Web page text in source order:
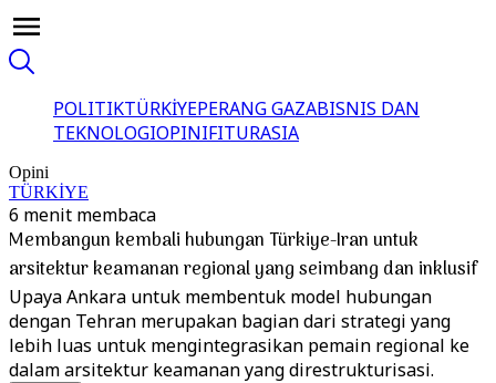
POLITIKTÜRKİYEPERANG GAZABISNIS DAN
TEKNOLOGIOPINIFITURASIA
Opini
TÜRKİYE
6 menit membaca
Membangun kembali hubungan Türkiye-Iran untuk
arsitektur keamanan regional yang seimbang dan inklusif
Upaya Ankara untuk membentuk model hubungan
dengan Tehran merupakan bagian dari strategi yang
lebih luas untuk mengintegrasikan pemain regional ke
dalam arsitektur keamanan yang direstrukturisasi.